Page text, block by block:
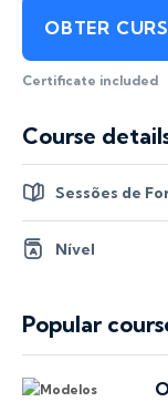
OBTER
Certificate included
Course
Sessões de
Nível
Popular